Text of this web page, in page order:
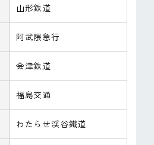
山形鉄道
阿武隈急行
会津鉄道
福島交通
わたらせ渓谷鐵道